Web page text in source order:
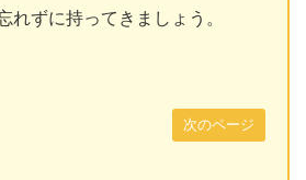
れずに持ってきましょう。
次のページ